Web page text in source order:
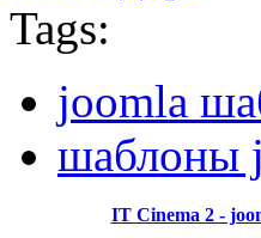
Tags:
joomla
шаблоны
IT Cinema 2 -